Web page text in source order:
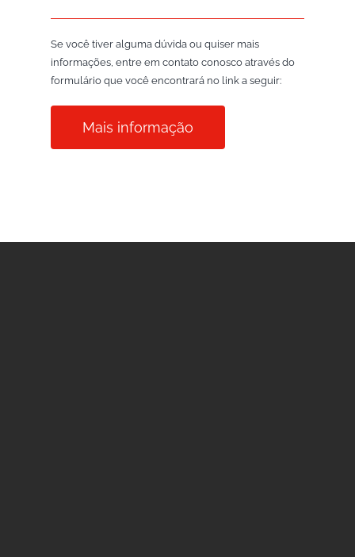
Se você tiver alguma dúvida ou quiser mais
informações, entre em contato conosco através do
formulário que você encontrará no link a seguir:
Mais informação